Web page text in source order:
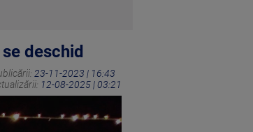
deschid
23-11-2023 | 16:43
12-08-2025 | 03:21